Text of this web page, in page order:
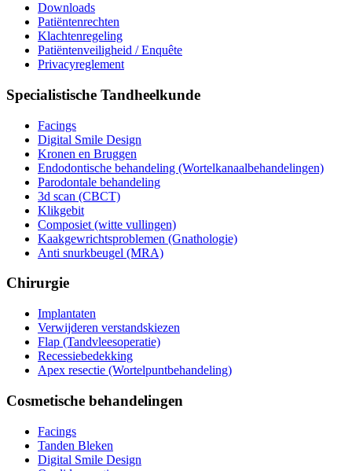
Downloads
Patiëntenrechten
Klachtenregeling
Patiëntenveiligheid / Enquête
Privacyreglement
Specialistische Tandheelkunde
Facings
Digital Smile Design
Kronen en Bruggen
Endodontische behandeling (Wortelkanaalbehandelingen)
Parodontale behandeling
3d scan (CBCT)
Klikgebit
Composiet (witte vullingen)
Kaakgewrichtsproblemen (Gnathologie)
Anti snurkbeugel (MRA)
Chirurgie
Implantaten
Verwijderen verstandskiezen
Flap (Tandvleesoperatie)
Recessiebedekking
Apex resectie (Wortelpuntbehandeling)
Cosmetische behandelingen
Facings
Tanden Bleken
Digital Smile Design